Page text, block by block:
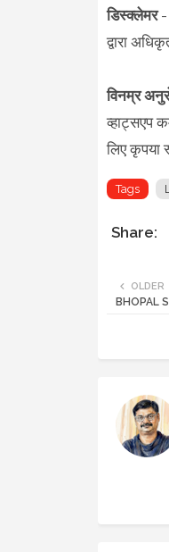
डिस्क्लेमर
द्वारा
विनम्र
व्हाट्सएप
लिए
Tags
OLDER
BHOPAL